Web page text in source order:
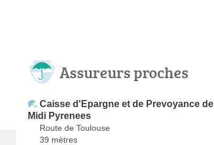
Assureurs proches
Caisse d'Epargne et de Prevoyance de
Midi Pyrenees
Route de Toulouse
39 mètres